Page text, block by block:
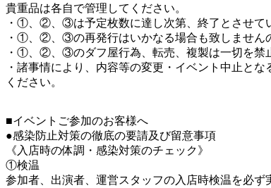
貴重品は各自で管理してください。
・①、②、③は予定枚数に達し次第、終了とさせて
・①、②、③の再発行はいかなる場合も致しません
・①、②、③のダフ屋行為、転売、複製は一切を禁
・諸事情により、内容等の変更・イベント中止と
ください。
■イベントご参加のお客様へ
●感染防止対策の徹底の要請及び留意事項
《入店時の体調・感染対策のチェック》
①検温
参加者、出演者、運営スタッフの入店時検温を必ず